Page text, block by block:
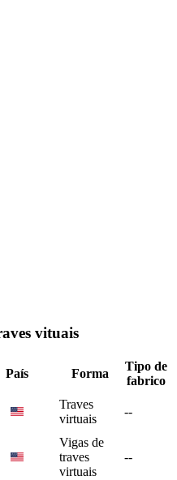
vituais
País Forma
Tipo de
fabrico
Traves
virtuais
--
Vigas de
traves
virtuais
--